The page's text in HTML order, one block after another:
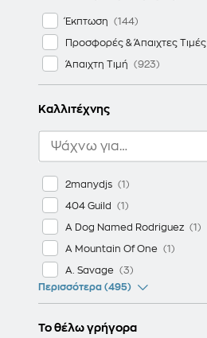
Έκπτωση
Προσφορές & Άπαιχτες Τιμές
Άπαιχτη Τιμή
Καλλιτέχνης
2manydjs
404 Guild
A Dog Named Rodriguez
A Mountain Of One
A. Savage
Περισσότερα (495)
Το θέλω γρήγορα